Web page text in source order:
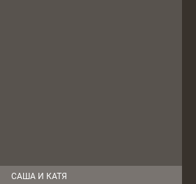
САША И КАТЯ